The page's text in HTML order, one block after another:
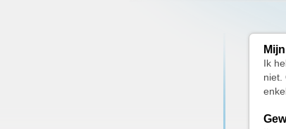
Ik
niet.